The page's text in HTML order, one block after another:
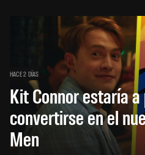
HACE 2 DÍAS
Kit Connor estaría
convertirse en el
Men